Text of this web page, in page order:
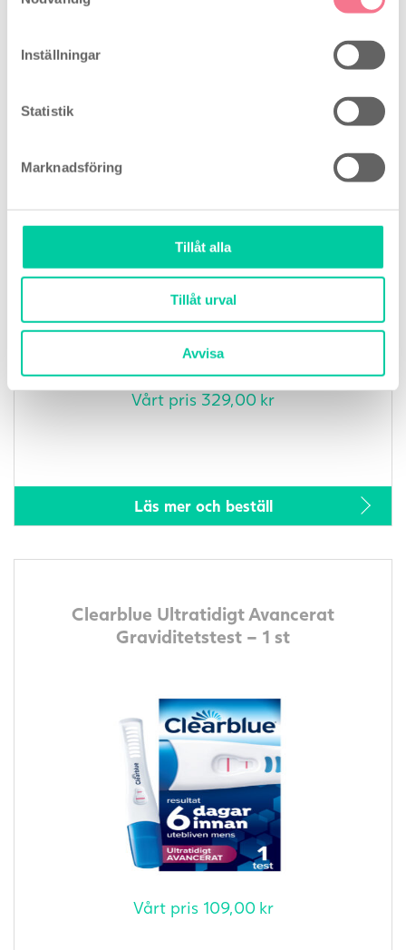
Inställningar
Statistik
Marknadsföring
Tillåt alla
Tillåt urval
Avvisa
Clearblue Ultratidigt Graviditetstest – 5
Vårt pris 329,00 kr
Läs mer och beställ
Clearblue Ultratidigt Avancerat
Graviditetstest – 1 st
Vårt pris 109,00 kr